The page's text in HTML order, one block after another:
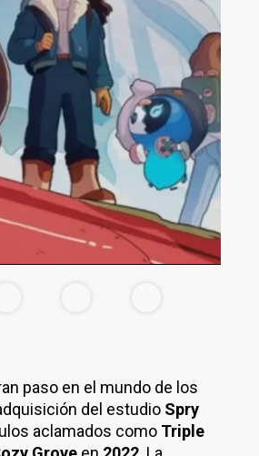
paso en el mundo de los
del estudio Spry
aclamados como Triple